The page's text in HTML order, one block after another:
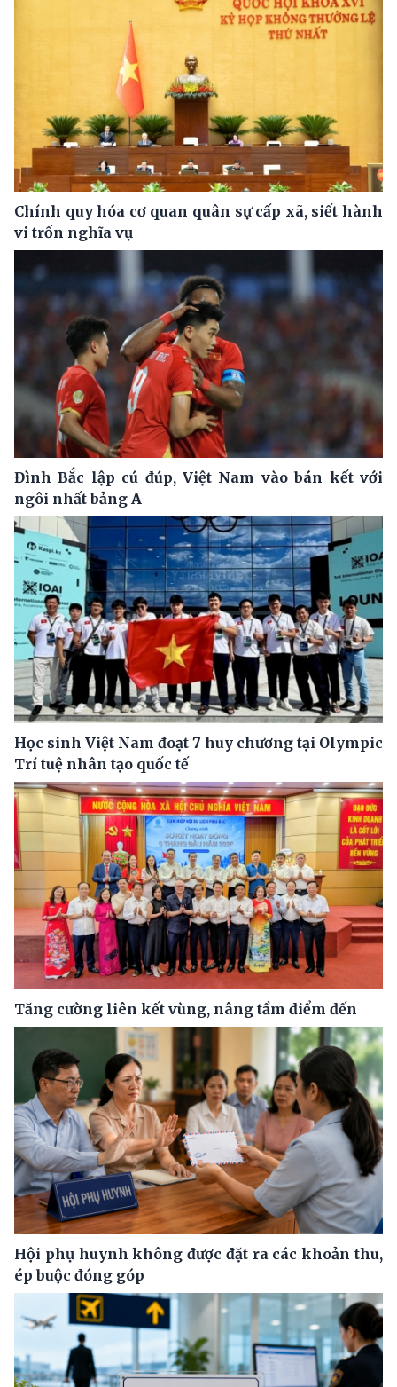
Chính quy hóa cơ quan quân sự cấp xã, siết hành
vi trốn nghĩa vụ
Đình Bắc lập cú đúp, Việt Nam vào bán kết với
ngôi nhất bảng A
Học sinh Việt Nam đoạt 7 huy chương tại Olympic
Trí tuệ nhân tạo quốc tế
Tăng cường liên kết vùng, nâng tầm điểm đến
Hội phụ huynh không được đặt ra các khoản thu,
ép buộc đóng góp